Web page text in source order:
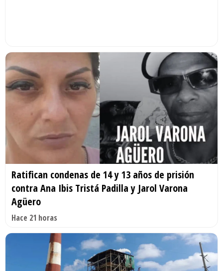
Ratifican condenas de 14 y 13 años de prisión
contra Ana Ibis Tristá Padilla y Jarol Varona
Agüero
Hace 21 horas